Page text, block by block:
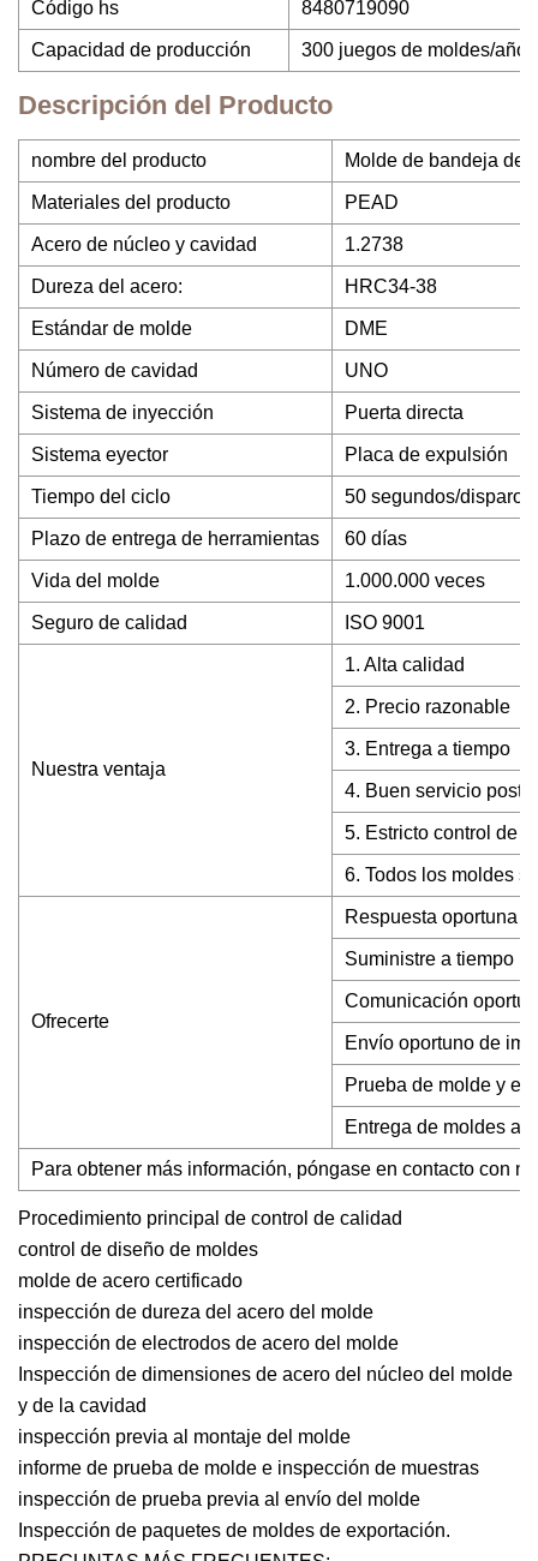
Código hs 8480719090
Capacidad de producción 300 juegos de moldes/año
Descripción del Producto
nombre del producto Molde de bandeja de
Materiales del producto PEAD
Acero de núcleo y cavidad 1.2738
Dureza del acero: HRC34-38
Estándar de molde DME
Número de cavidad UNO
Sistema de inyección Puerta directa
Sistema eyector Placa de expulsión
Tiempo del ciclo 50 segundos/disparo
Plazo de entrega de herramientas 60 días
Vida del molde 1.000.000 veces
Seguro de calidad ISO 9001
Nuestra ventaja
1. Alta calidad
2. Precio razonable
3. Entrega a tiempo
4. Buen servicio
5. Estricto control de
6. Todos los moldes
Ofrecerte
Respuesta oportuna
Suministre a tiempo
Comunicación
Envío oportuno de
Prueba de molde y
Entrega de moldes a
Para obtener más información, póngase en contacto con
Procedimiento principal de control de calidad
control de diseño de moldes
molde de acero certificado
inspección de dureza del acero del molde
inspección de electrodos de acero del molde
Inspección de dimensiones de acero del núcleo del molde
y de la cavidad
inspección previa al montaje del molde
informe de prueba de molde e inspección de muestras
inspección de prueba previa al envío del molde
Inspección de paquetes de moldes de exportación.